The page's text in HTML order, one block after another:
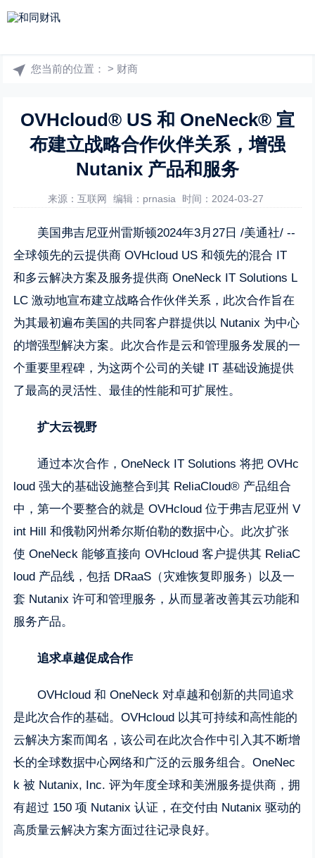
您当前的位置： > 财商
OVHcloud® US 和 OneNeck® 宣
布建立战略合作伙伴关系，增强
Nutanix 产品和服务
来源：互联网 编辑：prnasia 时间：2024-03-27
美国弗吉尼亚州雷斯顿2024年3月27日 /美通社/ --
全球领先的云提供商 OVHcloud US 和领先的混合 IT
和多云解决方案及服务提供商 OneNeck IT Solutions L
LC 激动地宣布建立战略合作伙伴关系，此次合作旨在
为其最初遍布美国的共同客户群提供以 Nutanix 为中心
的增强型解决方案。此次合作是云和管理服务发展的一
个重要里程碑，为这两个公司的关键 IT 基础设施提供
了最高的灵活性、最佳的性能和可扩展性。
扩大云视野
通过本次合作，OneNeck IT Solutions 将把 OVHc
loud 强大的基础设施整合到其 ReliaCloud® 产品组合
中，第一个要整合的就是 OVHcloud 位于弗吉尼亚州 V
int Hill 和俄勒冈州希尔斯伯勒的数据中心。此次扩张
使 OneNeck 能够直接向 OVHcloud 客户提供其 ReliaC
loud 产品线，包括 DRaaS（灾难恢复即服务）以及一
套 Nutanix 许可和管理服务，从而显著改善其云功能和
服务产品。
追求卓越促成合作
OVHcloud 和 OneNeck 对卓越和创新的共同追求
是此次合作的基础。OVHcloud 以其可持续和高性能的
云解决方案而闻名，该公司在此次合作中引入其不断增
长的全球数据中心网络和广泛的云服务组合。OneNec
k 被 Nutanix, Inc. 评为年度全球和美洲服务提供商，拥
有超过 150 项 Nutanix 认证，在交付由 Nutanix 驱动的
高质量云解决方案方面过往记录良好。